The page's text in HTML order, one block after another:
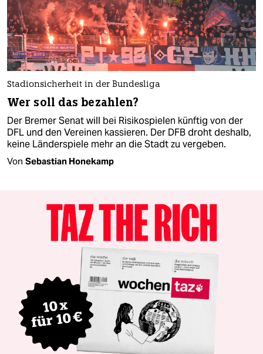
Stadionsicherheit in der Bundesliga
Wer soll das bezahlen?
Der Bremer Senat will bei Risikospielen künftig von der
DFL und den Vereinen kassieren. Der DFB droht deshalb,
keine Länderspiele mehr an die Stadt zu vergeben.
Von Sebastian Honekamp